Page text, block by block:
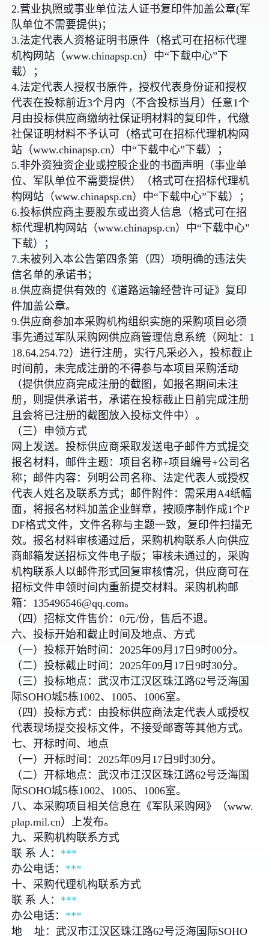
2.营业执照或事业单位法人证书复印件加盖公章(军
队单位不需要提供)；
3.法定代表人资格证明书原件（格式可在招标代理
机构网站（www.chinapsp.cn）中“下载中心”下
载）；
4.法定代表人授权书原件，授权代表身份证和授权
代表在投标前近3个月内（不含投标当月）任意1个
月由投标供应商缴纳社保证明材料的复印件，代缴
社保证明材料不予认可（格式可在招标代理机构网
站（www.chinapsp.cn）中“下载中心”下载）；
5.非外资独资企业或控股企业的书面声明（事业单
位、军队单位不需要提供）（格式可在招标代理机
构网站（www.chinapsp.cn）中“下载中心”下载）；
6.投标供应商主要股东或出资人信息（格式可在招
标代理机构网站（www.chinapsp.cn）中“下载中心”
下载）；
7.未被列入本公告第四条第（四）项明确的违法失
信名单的承诺书；
8.供应商提供有效的《道路运输经营许可证》复印
件加盖公章。
9.供应商参加本采购机构组织实施的采购项目必须
事先通过军队采购网供应商管理信息系统（网址：1
18.64.254.72）进行注册，实行凡采必入，投标截止
时间前，未完成注册的不得参与本项目采购活动
（提供供应商完成注册的截图，如报名期间未注
册，则提供承诺书，承诺在投标截止日前完成注册
且会将已注册的截图放入投标文件中）。
（三）申领方式
网上发送。投标供应商采取发送电子邮件方式提交
报名材料，邮件主题：项目名称+项目编号+公司名
称；邮件内容：列明公司名称、法定代表人或授权
代表人姓名及联系方式；邮件附件：需采用A4纸幅
面，将报名材料加盖企业鲜章，按顺序制作成1个P
DF格式文件，文件名称与主题一致，复印件扫描无
效。报名材料审核通过后，采购机构联系人向供应
商邮箱发送招标文件电子版；审核未通过的，采购
机构联系人以邮件形式回复审核情况，供应商可在
招标文件申领时间内重新提交材料。采购机构邮
箱：135496546@qq.com。
（四）招标文件售价：0元/份，售后不退。
六、投标开始和截止时间及地点、方式
（一）投标开始时间：2025年09月17日9时00分。
（二）投标截止时间：2025年09月17日9时30分。
（三）投标地点：武汉市江汉区珠江路62号泛海国
际SOHO城5栋1002、1005、1006室。
（四）投标方式：由投标供应商法定代表人或授权
代表现场提交投标文件，不接受邮寄等其他方式。
七、开标时间、地点
（一）开标时间：2025年09月17日9时30分。
（二）开标地点：武汉市江汉区珠江路62号泛海国
际SOHO城5栋1002、1005、1006室。
八、本采购项目相关信息在《军队采购网》（www.
plap.mil.cn）上发布。
九、采购机构联系方式
联 系 人： ***
办公电话： ***
十、采购代理机构联系方式
联 系 人： ***
办公电话： ***
地 址：武汉市江汉区珠江路62号泛海国际SOHO